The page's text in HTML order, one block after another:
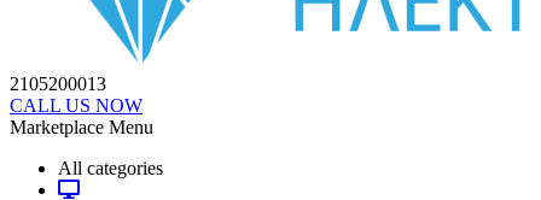
2105200013
CALL US NOW
Marketplace Menu
All categories